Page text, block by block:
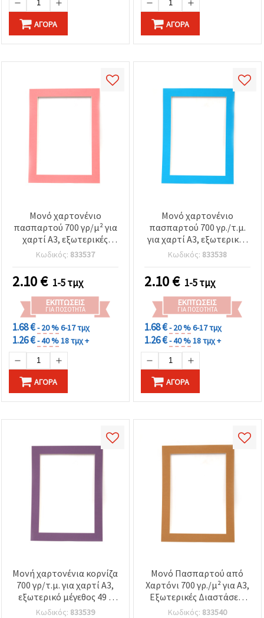
ΑΓΟΡΆ ΑΓΟΡΆ
Μονό χαρτονένιο
πασπαρτού 700 γρ/μ² για
χαρτί A3, εξωτερικές
διαστάσεις 49x36,7 εκ.,
ροζ
Κωδικός: 833537
2.10€ 1-5 τμχ
ΕΚΠΤΏΣΕΙΣ
ΓΙΑ ΠΟΣΌΤΗΤΑ
1.68 €- 20 %6-17 τμχ
1.26 €- 40 %18 τμχ +
ΑΓΟΡΆ
Μονό χαρτονένιο
πασπαρτού 700 γρ./τ.μ.
για χαρτί A3, εξωτερικές
διαστάσεις 49x36,7 εκ.,
μπλε
Κωδικός: 833538
2.10€ 1-5 τμχ
ΕΚΠΤΏΣΕΙΣ
ΓΙΑ ΠΟΣΌΤΗΤΑ
1.68 €- 20 %6-17 τμχ
1.26 €- 40 %18 τμχ +
ΑΓΟΡΆ
Μονή χαρτονένια κορνίζα
700 γρ/τ.μ. για χαρτί A3,
εξωτερικό μέγεθος 49 x
36,7 cm, μωβ
Κωδικός: 833539
Μονό Πασπαρτού από
Χαρτόνι 700 γρ./μ² για A3,
Εξωτερικές Διαστάσεις
49 x 36,7 εκ., Καφέ
Κωδικός: 833540